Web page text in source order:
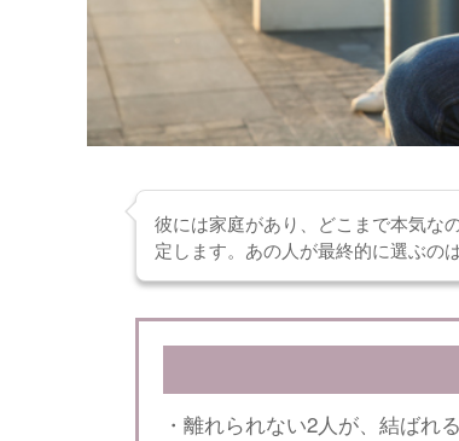
彼には家庭があり、どこまで本気な
定します。あの人が最終的に選ぶの
・離れられない2人が、結ばれ